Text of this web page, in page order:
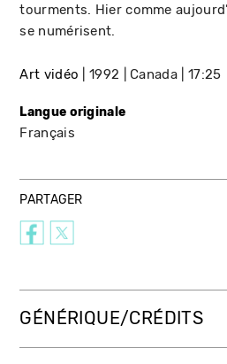
tourments. Hier comme
se numérisent.
Art vidéo 1992 Canada 17:25
Langue originale
Français
PARTAGER
GÉNÉRIQUE/CRÉDITS